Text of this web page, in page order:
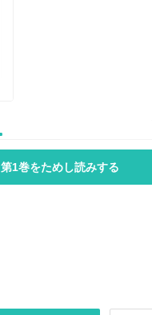
第1巻をためし読みする